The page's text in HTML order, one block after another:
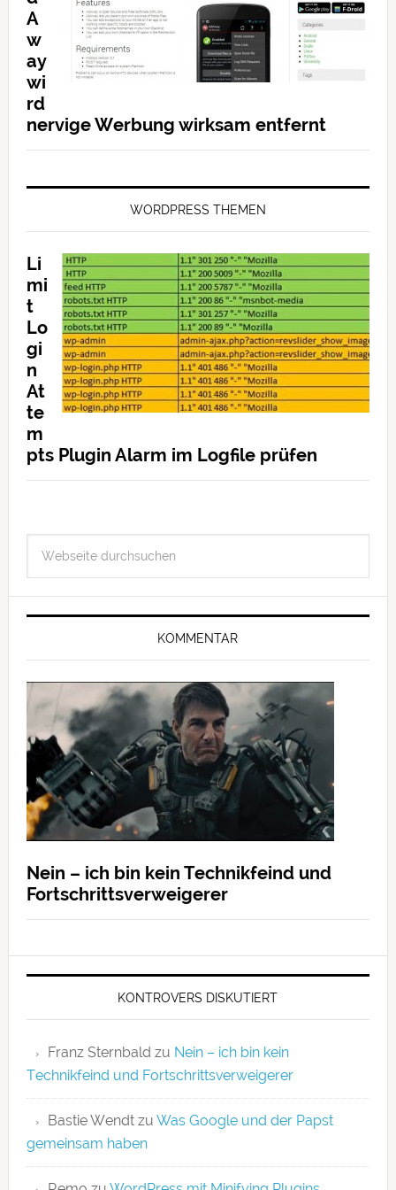
A
w
ay
wi
rd
nervige Werbung wirksam entfernt
WORDPRESS THEMEN
Li
mi
t
Lo
gi
n
At
te
m
pts Plugin Alarm im Logfile prüfen
KOMMENTAR
Nein – ich bin kein Technikfeind und
Fortschrittsverweigerer
KONTROVERS DISKUTIERT
Franz Sternbald zu Nein – ich bin kein
Technikfeind und Fortschrittsverweigerer
Bastie Wendtzu Was Google und der Papst
gemeinsam haben